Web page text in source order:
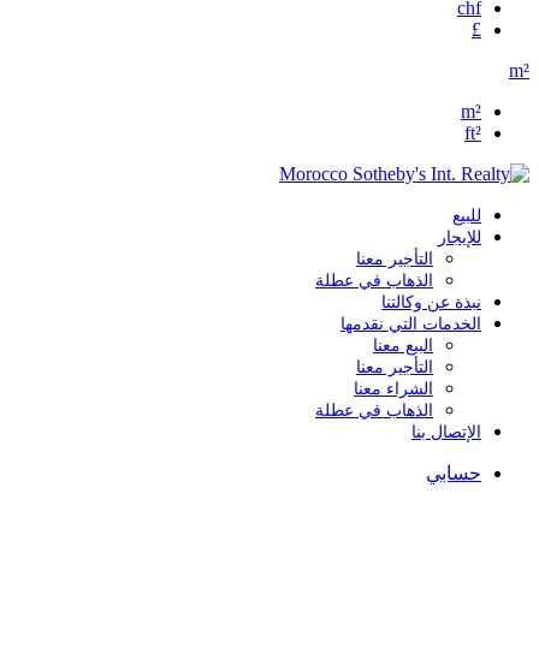
chf
£
m²
m²
ft²
للبيع
للإيجار
التأجير معنا
الذهاب في عطلة
نبذة عن وكالتنا
الخدمات التي نقدمها
البيع معنا
التأجير معنا
الشراء معنا
الذهاب في عطلة
الإتصال بنا
حسابي